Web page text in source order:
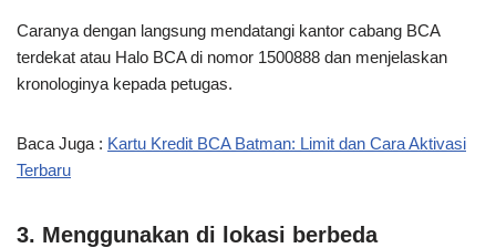
Caranya dengan langsung mendatangi kantor cabang BCA
terdekat atau Halo BCA di nomor 1500888 dan menjelaskan
kronologinya kepada petugas.
Baca Juga : Kartu Kredit BCA Batman: Limit dan Cara Aktivasi
Terbaru
3. Menggunakan di lokasi berbeda